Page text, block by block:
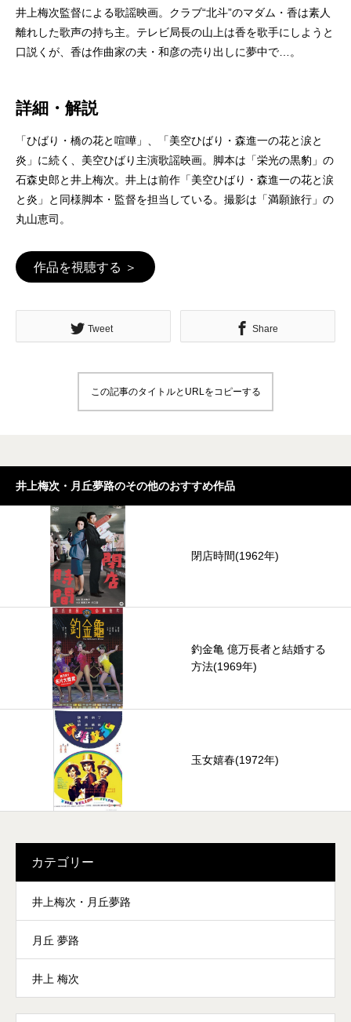
井上梅次監督による歌謡映画。クラブ“北斗”のマダム・香は素人
離れした歌声の持ち主。テレビ局長の山上は香を歌手にしようと
口説くが、香は作曲家の夫・和彦の売り出しに夢中で…。
詳細・解説
「ひばり・橋の花と喧嘩」、「美空ひばり・森進一の花と涙と
炎」に続く、美空ひばり主演歌謡映画。脚本は「栄光の黒豹」の
石森史郎と井上梅次。井上は前作「美空ひばり・森進一の花と涙
と炎」と同様脚本・監督を担当している。撮影は「満願旅行」の
丸山恵司。
作品を視聴する ＞
Tweet Share
この記事のタイトルとURLをコピーする
井上梅次・月丘夢路のその他のおすすめ作品
閉店時間(1962年)
釣金亀 億万長者と結婚する
方法(1969年)
玉女嬉春(1972年)
カテゴリー
井上梅次・月丘夢路
月丘 夢路
井上 梅次